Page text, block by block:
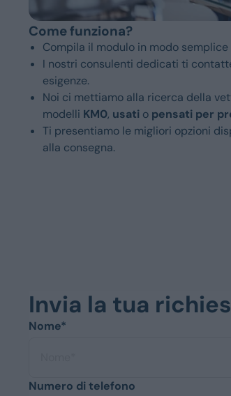
Come funziona?
Compila il modulo in modo semplice
I nostri consulenti dedicati ti
esigenze.
Noi ci mettiamo alla ricerca della
modelli KM0, usati o pensati per
Ti presentiamo le migliori opzioni
alla consegna.
Invia la tua
Nome*
Numero di telefono